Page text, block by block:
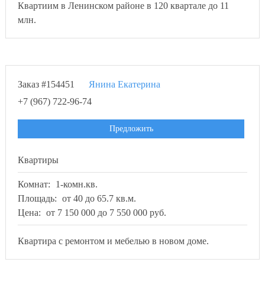
Квартиим в Ленинском районе в 120 квартале до 11
млн.
Заказ #154451
Янина Екатерина
+7 (967) 722-96-74
Предложить
Квартиры
Комнат:
1-комн.кв.
Площадь: от 40 до 65.7 кв.м.
Цена: от 7 150 000 до 7 550 000 руб.
Квартира с ремонтом и мебелью в новом доме.